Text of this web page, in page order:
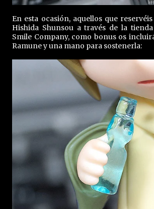
En esta ocasión, aquellos que
Hishida Shunsou a través de la
Smile Company, como bonus os
Ramune y una mano para sostenerla: